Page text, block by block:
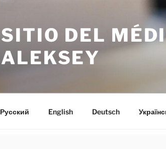
SITIO DEL
ALEKSEY
Русский English Deutsch